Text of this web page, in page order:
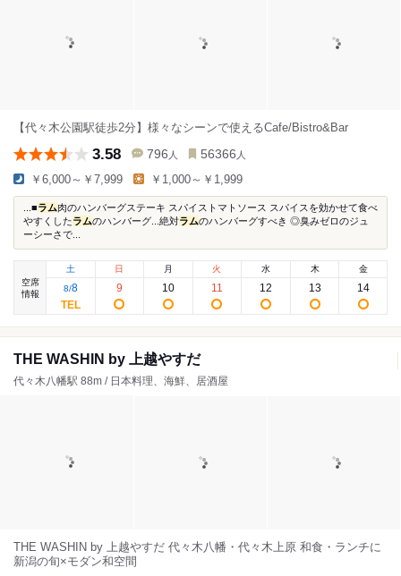
【代々木公園駅徒歩2分】様々なシーンで使えるCafe/Bistro&Bar
3.58 796 人 56366 人
￥6,000～￥7,999 ￥1,000～￥1,999
...■ラム肉のハンバーグステーキ スパイストマトソース スパイスを効かせて食べ
やすくしたラムのハンバーグ...絶対ラムのハンバーグすべき ◎臭みゼロのジュ
ーシーさで...
空席
情報
土
8/8
日
9
月
10
火
11
水
12
木
13
金
14
THE WASHIN by 上越やすだ
代々木八幡駅 88m / 日本料理、海鮮、居酒屋
THE WASHIN by 上越やすだ 代々木八幡・代々木上原 和食・ランチに
新潟の旬×モダン和空間